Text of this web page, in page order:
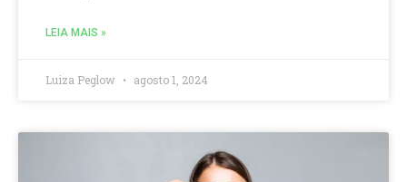
LEIA MAIS »
Luiza Peglow agosto 1, 2024